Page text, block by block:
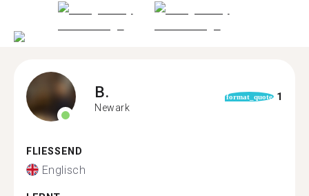
B.
Newark
format_quote 1
FLIESSEND
Englisch